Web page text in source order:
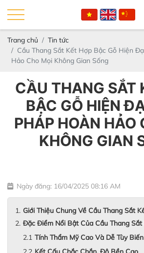
Trang chủ
Tin tức
Cầu Thang Sắt Kết Hợp Bậc Gỗ Hiện
Hảo Cho Mọi Không Gian Sống
CẦU THANG SẮT
BẬC GỖ HIỆN
PHÁP HOÀN HẢO
KHÔNG GIAN
Ngày đăng: 16/04/2025 08:16 AM
Giới Thiệu Chung Về Cầu Thang Sắt
Đặc Điểm Nổi Bật Của Cầu Thang
Tính Thẩm Mỹ Cao Và Dễ Tùy Biến